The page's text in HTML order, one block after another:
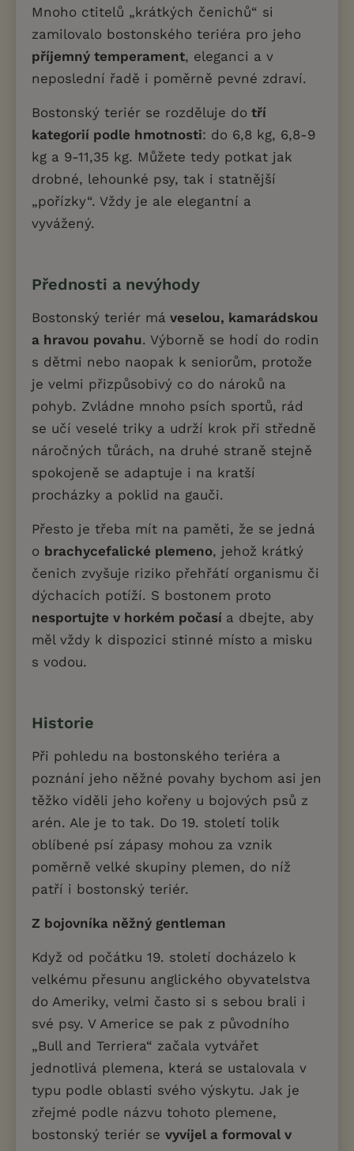
Mnoho ctitelů „krátkých čenichů“ si
zamilovalo bostonského teriéra pro jeho
příjemný temperament, eleganci a v
neposlední řadě i poměrně pevné zdraví.
Bostonský teriér se rozděluje do tří
kategorií podle hmotnosti: do 6,8 kg, 6,8-9
kg a 9-11,35 kg. Můžete tedy potkat jak
drobné, lehounké psy, tak i statnější
„pořízky“. Vždy je ale elegantní a
vyvážený.
Přednosti a nevýhody
Bostonský teriér má veselou, kamarádskou
a hravou povahu. Výborně se hodí do rodin
s dětmi nebo naopak k seniorům, protože
je velmi přizpůsobivý co do nároků na
pohyb. Zvládne mnoho psích sportů, rád
se učí veselé triky a udrží krok při středně
náročných tůrách, na druhé straně stejně
spokojeně se adaptuje i na kratší
procházky a poklid na gauči.
Přesto je třeba mít na paměti, že se jedná
o brachycefalické plemeno, jehož krátký
čenich zvyšuje riziko přehřátí organismu či
dýchacích potíží. S bostonem proto
nesportujte v horkém počasí a dbejte, aby
měl vždy k dispozici stinné místo a misku
s vodou.
Historie
Při pohledu na bostonského teriéra a
poznání jeho něžné povahy bychom asi jen
těžko viděli jeho kořeny u bojových psů z
arén. Ale je to tak. Do 19. století tolik
oblíbené psí zápasy mohou za vznik
poměrně velké skupiny plemen, do níž
patří i bostonský teriér.
Z bojovníka něžný gentleman
Když od počátku 19. století docházelo k
velkému přesunu anglického obyvatelstva
do Ameriky, velmi často si s sebou brali i
své psy. V Americe se pak z původního
„Bull and Terriera“ začala vytvářet
jednotlivá plemena, která se ustalovala v
typu podle oblasti svého výskytu. Jak je
zřejmé podle názvu tohoto plemene,
bostonský teriér se vyvíjel a formoval v